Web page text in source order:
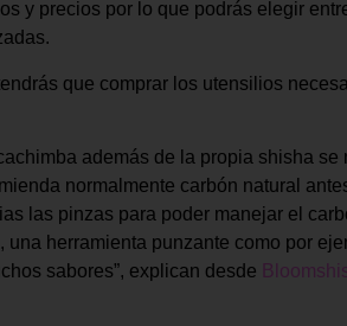
y precios por lo que podrás elegir
que comprar los utensilios
además de la propia shisha
normalmente carbón natural
las pinzas para poder manejar el
una herramienta punzante como por
sabores”, explican desde